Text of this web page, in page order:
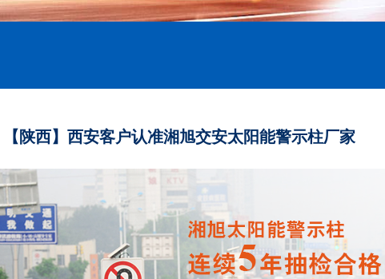
【陕西】西安客户认准湘旭交安太阳能警示柱厂家